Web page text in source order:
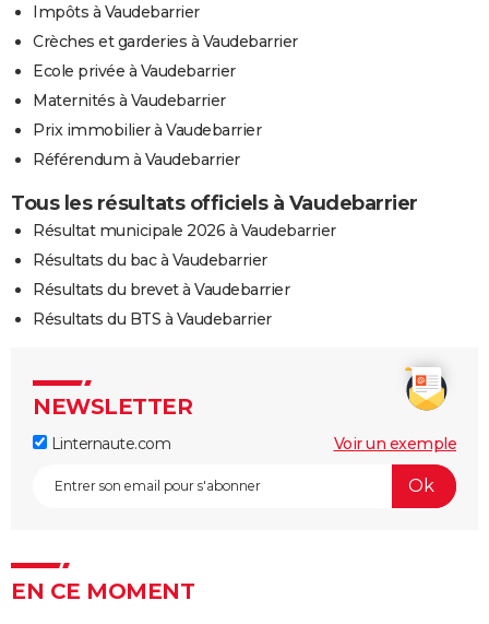
Impôts à Vaudebarrier
Crèches et garderies à Vaudebarrier
Ecole privée à Vaudebarrier
Maternités à Vaudebarrier
Prix immobilier à Vaudebarrier
Référendum à Vaudebarrier
Tous les résultats officiels à Vaudebarrier
Résultat municipale 2026 à Vaudebarrier
Résultats du bac à Vaudebarrier
Résultats du brevet à Vaudebarrier
Résultats du BTS à Vaudebarrier
NEWSLETTER
Linternaute.com Voir un exemple
EN CE MOMENT